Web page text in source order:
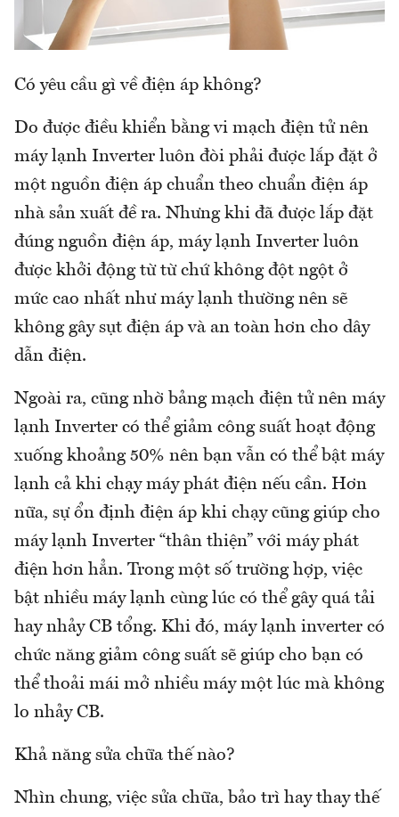
Có yêu cầu gì về điện áp không?
Do được điều khiển bằng vi mạch điện tử nên
máy lạnh Inverter luôn đòi phải được lắp đặt ở
một nguồn điện áp chuẩn theo chuẩn điện áp
nhà sản xuất đề ra. Nhưng khi đã được lắp đặt
đúng nguồn điện áp, máy lạnh Inverter luôn
được khởi động từ từ chứ không đột ngột ở
mức cao nhất như máy lạnh thường nên sẽ
không gây sụt điện áp và an toàn hơn cho dây
dẫn điện.
Ngoài ra, cũng nhờ bảng mạch điện tử nên máy
lạnh Inverter có thể giảm công suất hoạt động
xuống khoảng 50% nên bạn vẫn có thể bật máy
lạnh cả khi chạy máy phát điện nếu cần. Hơn
nữa, sự ổn định điện áp khi chạy cũng giúp cho
máy lạnh Inverter “thân thiện” với máy phát
điện hơn hẳn. Trong một số trường hợp, việc
bật nhiều máy lạnh cùng lúc có thể gây quá tải
hay nhảy CB tổng. Khi đó, máy lạnh inverter có
chức năng giảm công suất sẽ giúp cho bạn có
thể thoải mái mở nhiều máy một lúc mà không
lo nhảy CB.
Khả năng sửa chữa thế nào?
Nhìn chung, việc sửa chữa, bảo trì hay thay thế